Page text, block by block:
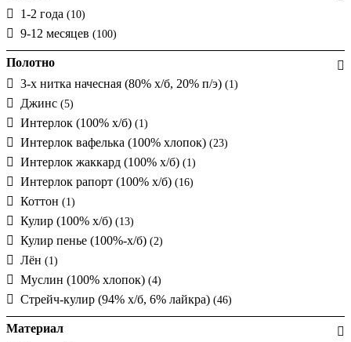
1-2 года (10)
9-12 месяцев (100)
Полотно
3-х нитка начесная (80% х/б, 20% п/э) (1)
Джинс (5)
Интерлок (100% х/б) (1)
Интерлок вафелька (100% хлопок) (23)
Интерлок жаккард (100% х/б) (1)
Интерлок рапорт (100% х/б) (16)
Коттон (1)
Кулир (100% х/б) (13)
Кулир пенье (100%-х/б) (2)
Лён (1)
Муслин (100% хлопок) (4)
Стрейч-кулир (94% х/б, 6% лайкра) (46)
Материал